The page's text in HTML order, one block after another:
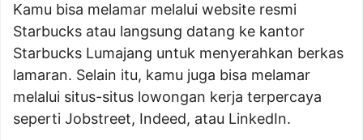
Kamu bisa melamar melalui website resmi
Starbucks atau langsung datang ke kantor
Starbucks Lumajang untuk menyerahkan berkas
lamaran. Selain itu, kamu juga bisa melamar
melalui situs-situs lowongan kerja terpercaya
seperti Jobstreet, Indeed, atau LinkedIn.